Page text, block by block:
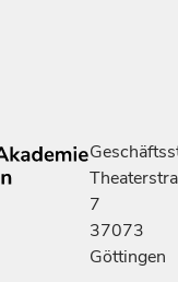
7
37073
Göttingen